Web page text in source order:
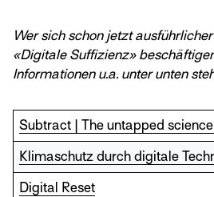
Wer sich schon jetzt
«Digitale Suffizienz»
Informationen u.a. unter unten
Subtract | The untapped
Klimaschutz durch digitale
Digital Reset